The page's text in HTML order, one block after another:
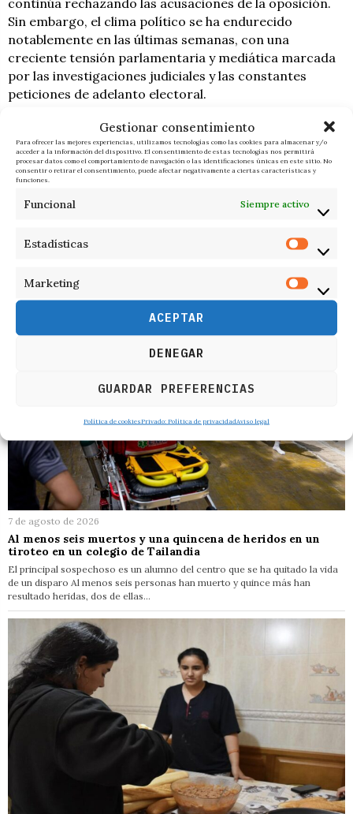
Gestionar consentimiento
Para ofrecer las mejores experiencias, utilizamos tecnologías como las cookies para almacenar y/o
acceder a la información del dispositivo. El consentimiento de estas tecnologías nos permitirá
procesar datos como el comportamiento de navegación o las identificaciones únicas en este sitio. No
consentir o retirar el consentimiento, puede afectar negativamente a ciertas características y
funciones.
Funcional Siempre activo
Estadísticas
Marketing
ACEPTAR
DENEGAR
GUARDAR PREFERENCIAS
Política de cookiesPrivado: Política de privacidadAviso legal
continúa rechazando las acusaciones de la oposición.
Sin embargo, el clima político se ha endurecido
notablemente en las últimas semanas, con una
creciente tensión parlamentaria y mediática marcada
por las investigaciones judiciales y las constantes
peticiones de adelanto electoral.
F. I. ÚLTIMAS NOTICIAS
RELACIONADOS
7 de agosto de 2026
Al menos seis muertos y una quincena de heridos en un
tiroteo en un colegio de Tailandia
El principal sospechoso es un alumno del centro que se ha quitado la vida
de un disparo Al menos seis personas han muerto y quince más han
resultado heridas, dos de ellas…